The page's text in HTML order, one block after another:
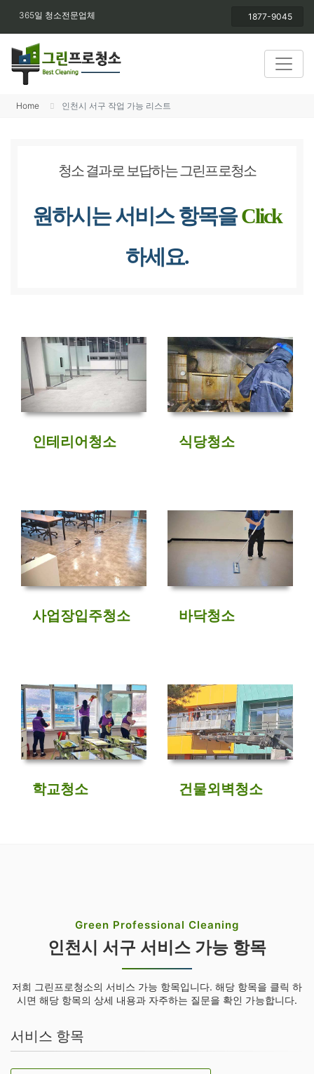
365일 청소전문업체 1877-9045
Home 인천시 서구 작업 가능 리스트
청소 결과로 보답하는 그린프로청소
원하시는 서비스 항목을Click
하세요.
인테리어청소 식당청소
사업장입주청소 바닥청소
학교청소 건물외벽청소
Green Professional Cleaning
인천시 서구 서비스 가능 항목
저희 그린프로청소의 서비스 가능 항목입니다. 해당 항목을 클릭 하
시면 해당 항목의 상세 내용과 자주하는 질문을 확인 가능합니다.
서비스 항목